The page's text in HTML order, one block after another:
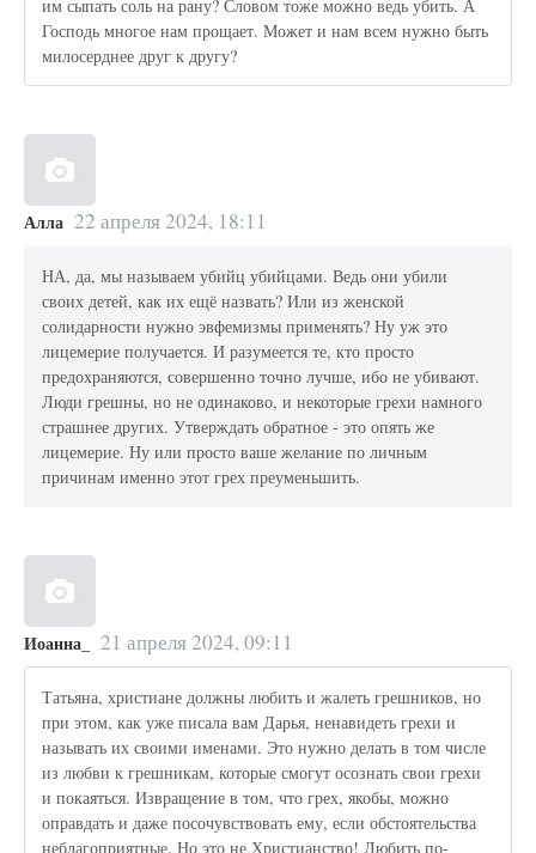
им сыпать соль на рану? Словом тоже можно ведь убить. А
Господь многое нам прощает. Может и нам всем нужно быть
милосерднее друг к другу?
Алла 22 апреля 2024, 18:11
НА, да, мы называем убийц убийцами. Ведь они убили
своих детей, как их ещё назвать? Или из женской
солидарности нужно эвфемизмы применять? Ну уж это
лицемерие получается. И разумеется те, кто просто
предохраняются, совершенно точно лучше, ибо не убивают.
Люди грешны, но не одинаково, и некоторые грехи намного
страшнее других. Утверждать обратное - это опять же
лицемерие. Ну или просто ваше желание по личным
причинам именно этот грех преуменьшить.
Иоанна_ 21 апреля 2024, 09:11
Татьяна, христиане должны любить и жалеть грешников, но
при этом, как уже писала вам Дарья, ненавидеть грехи и
называть их своими именами. Это нужно делать в том числе
из любви к грешникам, которые смогут осознать свои грехи
и покаяться. Извращение в том, что грех, якобы, можно
оправдать и даже посочувствовать ему, если обстоятельства
неблагоприятные. Но это не Христианство! Любить по-